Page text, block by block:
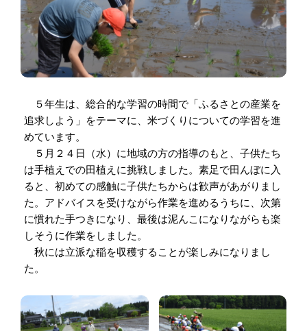
５年生は、総合的な学習の時間で「ふるさとの産業を
追求しよう」をテーマに、米づくりについての学習を進
めています。
５月２４日（水）に地域の方の指導のもと、子供たち
は手植えでの田植えに挑戦しました。素足で田んぼに入
ると、初めての感触に子供たちからは歓声があがりまし
た。アドバイスを受けながら作業を進めるうちに、次第
に慣れた手つきになり、最後は泥んこになりながらも楽
しそうに作業をしました。
秋には立派な稲を収穫することが楽しみになりまし
た。